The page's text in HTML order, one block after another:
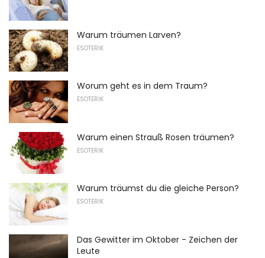
Warum träumen Larven?
ESOTERIK
Worum geht es in dem Traum?
ESOTERIK
Warum einen Strauß Rosen träumen?
ESOTERIK
Warum träumst du die gleiche Person?
ESOTERIK
Das Gewitter im Oktober - Zeichen der
Leute